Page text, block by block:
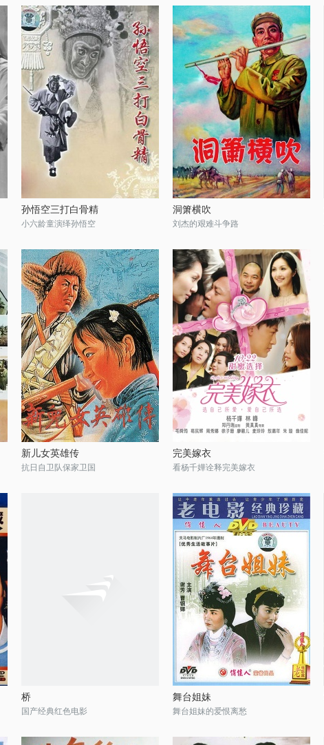
孙悟空三打白骨精
小六龄童演绎孙悟空
洞箫横吹
刘杰的艰难斗争路
新儿女英雄传
抗日自卫队保家卫国
完美嫁衣
看杨千嬅诠释完美嫁衣
桥
国产经典红色电影
舞台姐妹
舞台姐妹的爱恨离愁